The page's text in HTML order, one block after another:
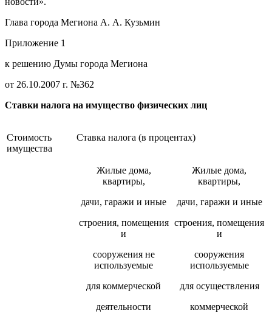
Глава города Мегиона А. А. Кузьмин
Приложение 1
к решению Думы города Мегиона
от 26.10.2007 г. №362
Ставки налога на имущество физических лиц
Стоимость
имущества
Ставка налога (в процентах)
Жилые дома,
квартиры,
дачи, гаражи и иные
строения, помещения
и
сооружения не
используемые
для коммерческой
деятельности
Жилые дома,
квартиры,
дачи, гаражи и иные
строения, помещения
и
сооружения
используемые
для осуществления
коммерческой